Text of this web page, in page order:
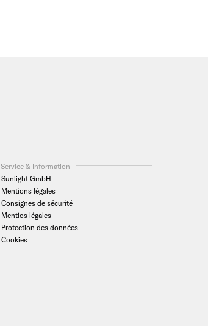
Service & Information
Sunlight GmbH
Mentions légales
Consignes de sécurité
Mentios légales
Protection des données
Cookies